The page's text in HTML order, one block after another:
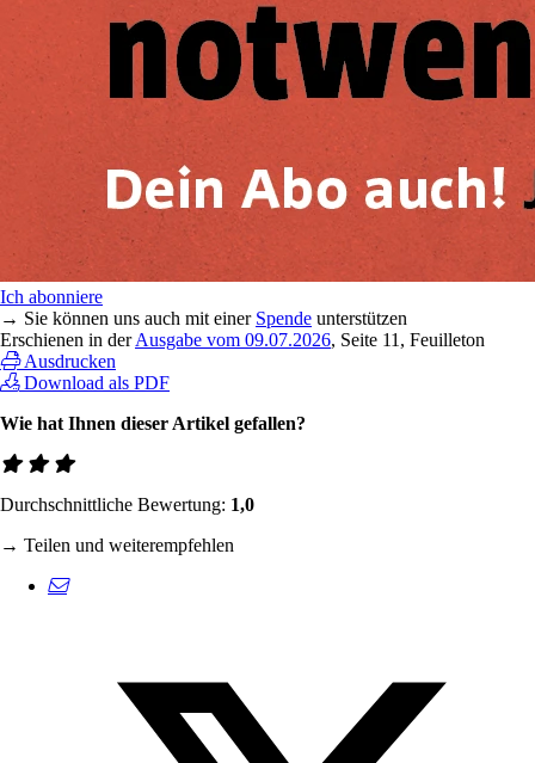
Ich abonniere
→ Sie können uns auch mit einer Spende unterstützen
Erschienen in derAusgabe vom 09.07.2026, Seite 11, Feuilleton
Ausdrucken
Download als PDF
Wie hat Ihnen dieser Artikel gefallen?
Durchschnittliche Bewertung: 1,0
→ Teilen und weiterempfehlen